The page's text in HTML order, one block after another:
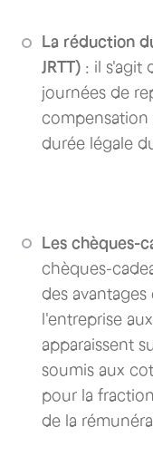
La réduction
JRTT) : il s'agit
journées de
compensation
durée légale
Les chèques-
chèques-
des
l'entreprise
apparaissent
soumis aux
pour la
de la